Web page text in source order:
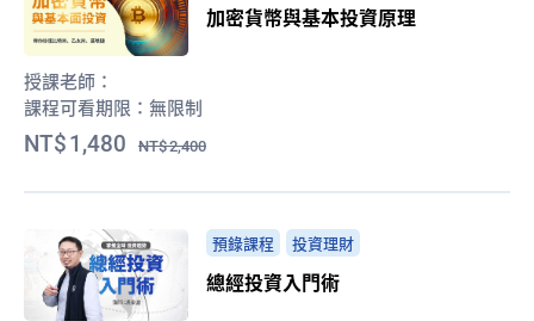
加密貨幣與基本投資原理
授課老師：
課程可看期限： 無限制
1,480 2,400
預錄課程 投資理財
總經投資入門術